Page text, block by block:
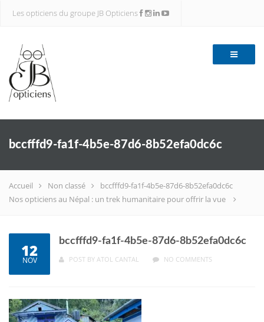
Les opticiens du groupe JB Opticiens
bccfffd9-fa1f-4b5e-87d6-8b52efa0dc6c
Accueil
Non classé
Nos opticiens au Népal : un trek humanitaire pour offrir la vue
bccfffd9-fa1f-4b5e-87d6-8b52efa0dc6c
12
NOV
bccfffd9-fa1f-4b5e-87d6-8b52efa0dc6c
POST BY ATOL CANTAL NO COMMENTS